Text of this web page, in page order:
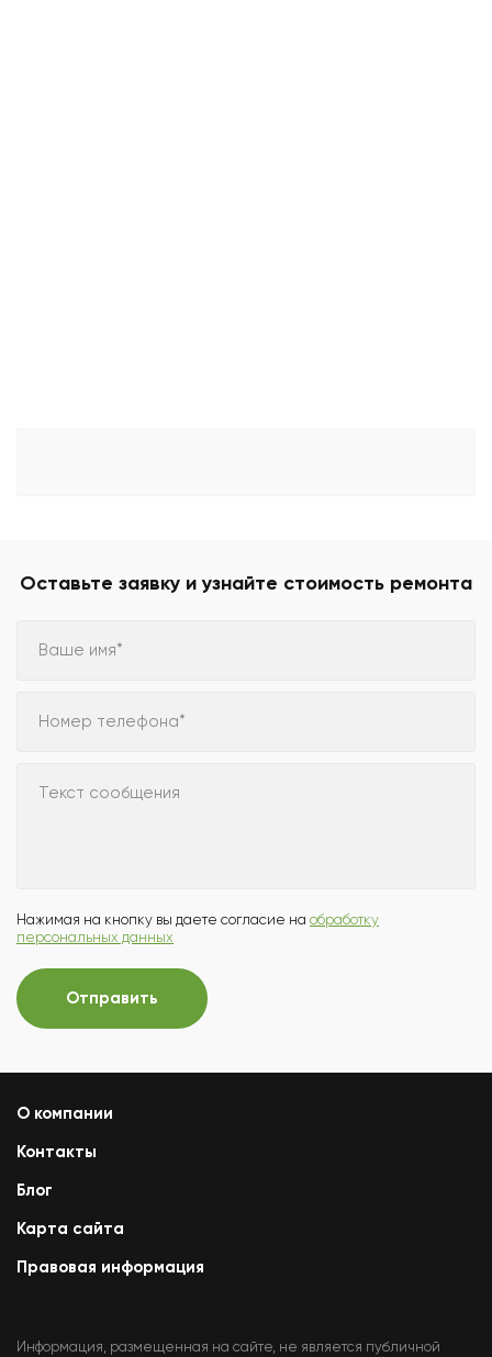
Оставьте заявку и узнайте стоимость ремонта
Ваше имя*
Номер телефона*
Текст сообщения
Нажимая на кнопку вы даете согласие на обработку
персональных данных
Отправить
О компании
Контакты
Блог
Карта сайта
Правовая информация
Информация, размещенная на сайте, не является публичной